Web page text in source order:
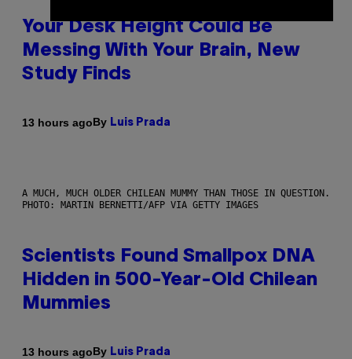
Your Desk Height Could Be
Messing With Your Brain, New
Study Finds
13 hours agoBy Luis Prada
A MUCH, MUCH OLDER CHILEAN MUMMY THAN THOSE IN QUESTION.
PHOTO: MARTIN BERNETTI/AFP VIA GETTY IMAGES
Scientists Found Smallpox DNA
Hidden in 500-Year-Old Chilean
Mummies
13 hours agoBy Luis Prada